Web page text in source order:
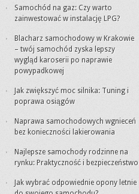
Samochód na gaz: Czy warto
zainwestować w instalację LPG?
Blacharz samochodowy w Krakowie
– twój samochód zyska lepszy
wygląd karoserii po naprawie
powypadkowej
Jak zwiększyć moc silnika: Tuning i
poprawa osiągów
Naprawa samochodowych wgnieceń
bez konieczności lakierowania
Najlepsze samochody rodzinne na
rynku: Praktyczność i bezpieczeństwo
Jak wybrać odpowiednie opony letnie